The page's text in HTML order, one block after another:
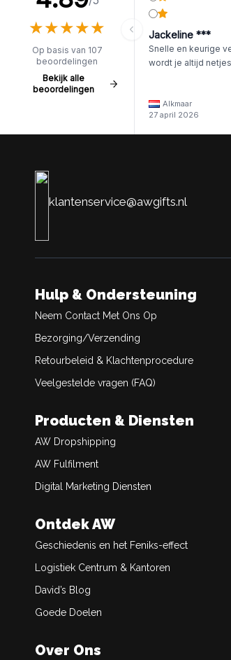
★★★★★
★★★★★
Op basis van 107
beoordelingen
Bekijk alle
beoordelingen
Jackeline ***
Snelle en keurige
wordt je altijd
Alkmaar
27 april 2026
klantenservice@awgifts.nl
Hulp & Ondersteuning
Neem Contact Met Ons Op
Bezorging/Verzending
Retourbeleid & Klachtenprocedure
Veelgestelde vragen (FAQ)
Producten & Diensten
AW Dropshipping
AW Fulfilment
Digital Marketing Diensten
Ontdek AW
Geschiedenis en het Feniks-effect
Logistiek Centrum & Kantoren
David’s Blog
Goede Doelen
Over Ons